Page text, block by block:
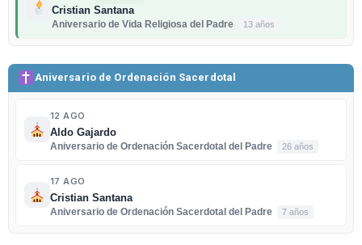
Cristian Santana
Aniversario de Vida Religiosa del Padre
13 años
Aniversario de Ordenación Sacerdotal
12 AGO
Aldo Gajardo
Aniversario de Ordenación Sacerdotal del Padre
26 años
17 AGO
Cristian Santana
Aniversario de Ordenación Sacerdotal del Padre
7 años